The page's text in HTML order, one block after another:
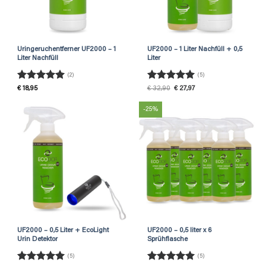
Uringeruchentferner UF2000 – 1
Liter Nachfüll
Rated
(2)
€18,95
UF2000 – 1 Liter Nachfüll + 0,5
Liter
Rated 5
(5)
€32,90 Original
€27,97Current
UF2000 – 0,5 Liter + EcoLight
Urin Detektor
(5)
-25%
UF2000 – 0,5 liter x 6
Sprühflasche
(5)